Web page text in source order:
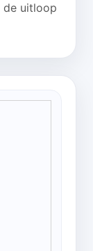
de uitloop